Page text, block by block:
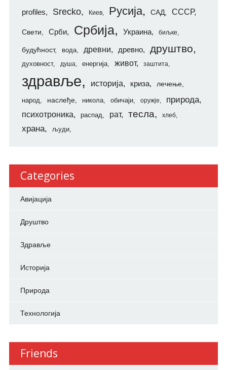
profiles Srecko Киев Русија САД СССР
Свети Срби Србија Украина биљке
будућност вода древни древно друштво
духовност душа енергија живот заштита
здравље историја криза лечење
народ наслеђе никола обичаји оружје природа
психотроника распад рат тесла хлеб
храна људи
Categories
Авијација
Друштво
Здравље
Историја
Природа
Технологија
Friends